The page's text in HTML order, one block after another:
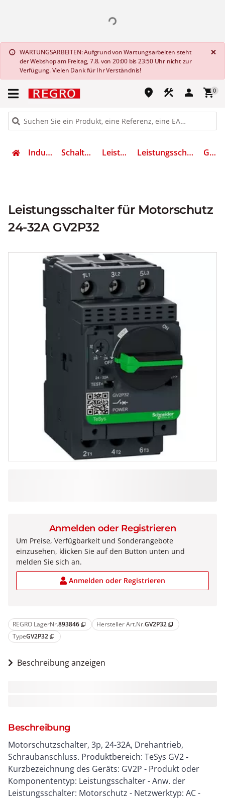
info WARTUNGSARBEITEN: Aufgrund von Wartungsarbeiten steht
der Webshop am Freitag, 7.8. von 20:00 bis 23:50 Uhr nicht zur
Verfügung. Vielen Dank für Ihr Verständnis!
×
place construction person shopping_cart0
Industrietechnik Schalten & Schützen Leistungsschalter Leistungsschalter für Motorschutz GV2P32
Leistungsschalter für Motorschutz
24-32A GV2P32
REGRO LagerNr.893846 content_copy Hersteller Art.Nr.GV2P32 content_copy
TypeGV2P32 content_copy
Beschreibung anzeigen
Beschreibung
Motorschutzschalter, 3p, 24-32A, Drehantrieb,
Schraubanschluss. Produktbereich: TeSys GV2 -
Kurzbezeichnung des Geräts: GV2P - Produkt oder
Komponententyp: Leistungsschalter - Anw. der
Leistungsschalter: Motorschutz - Netzwerktyp: AC -
Anmelden oder Registrieren
Um Preise, Verfügbarkeit und Sonderangebote
einzusehen, klicken Sie auf den Button unten und
melden Sie sich an.
Anmelden oder Registrieren